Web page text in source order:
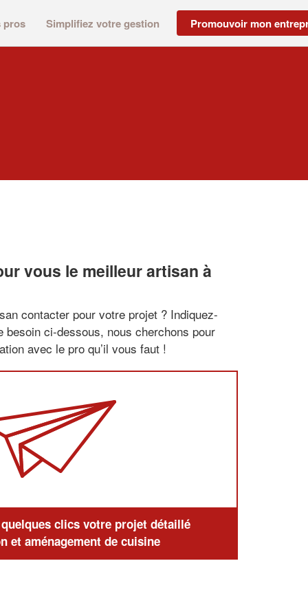
pros Simplifiez votre gestion Promouvoir mon
vous le meilleur artisan à
contacter pour votre projet ? Indiquez-
besoin ci-dessous, nous cherchons pour
avec le pro qu’il vous faut !
clics votre projet détaillé
et aménagement de cuisine